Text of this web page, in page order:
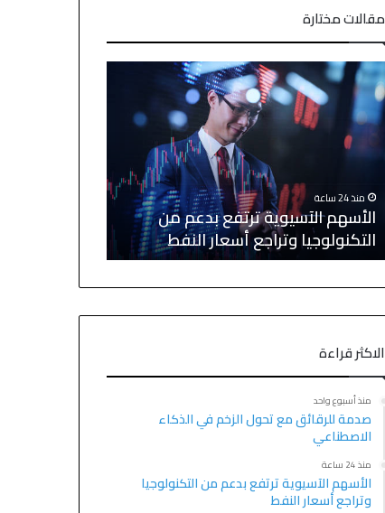
مقالات مختارة
منذ 24 ساعة
الأسهم الآسيوية ترتفع بدعم من
التكنولوجيا وتراجع أسعار النفط
الاكثر قراءة
منذ أسبوع واحد
صدمة للرقائق مع تحول الزخم في الذكاء
الاصطناعي
منذ 24 ساعة
الأسهم الآسيوية ترتفع بدعم من التكنولوجيا
وتراجع أسعار النفط